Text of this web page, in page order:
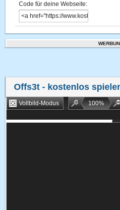
Code für deine Webseite:
Offs3t - kostenlos
Vollbild-Modus 100%